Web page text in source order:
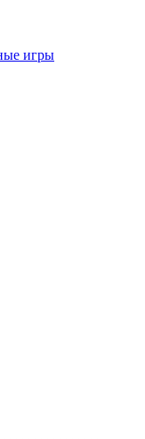
игры